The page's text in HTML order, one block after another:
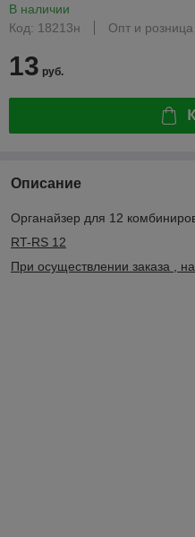
В наличии
Код: 18213н
Опт и розница
13 руб.
Описание
Органайзер для 12
RT-RS 12
При осуществлении заказа ,